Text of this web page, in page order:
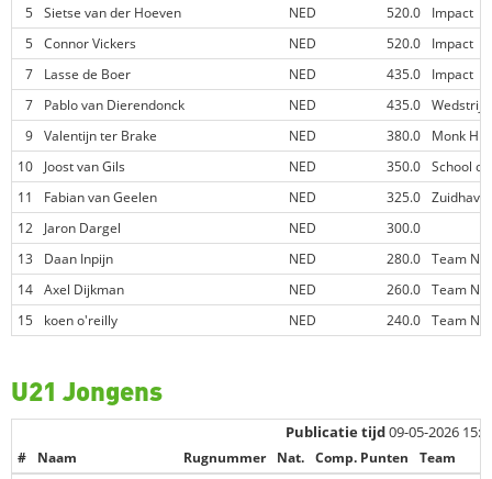
5 Sietse van der Hoeven NED 520.0
Impact
5 Connor Vickers NED 520.0
Impact
7
Lasse de Boer NED 435.0
Impact
7
Pablo van Dierendonck NED 435.0
9 Valentijn ter Brake NED 380.0
Monk
10
Joost van Gils NED 350.0 School of
11
Fabian van Geelen NED 325.0
12
Jaron Dargel NED
300.0
13
Daan Inpijn NED 280.0 Team
14 Axel Dijkman NED 260.0 Team
15
koen o'reilly NED 240.0 Team
U21 Jongens
Publicatie tijd09-05-2026
# Naam Rugnummer Nat. Comp. Punten
Team